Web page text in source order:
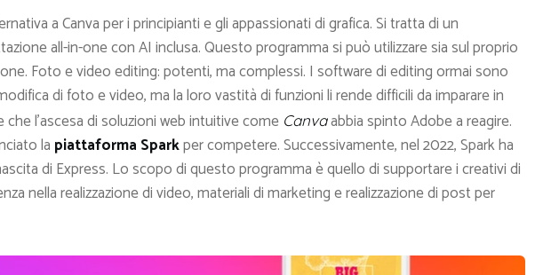
a Canva per i principianti e gli appassionati di grafica. Si tratta di un
all-in-one con AI inclusa. Questo programma si può utilizzare sia sul proprio
Foto e video editing: potenti, ma complessi. I software di editing ormai sono
di foto e video, ma la loro vastità di funzioni li rende difficili da imparare in
l’ascesa di soluzioni web intuitive come Canvaabbia spinto Adobe a reagire.
la piattaforma Sparkper competere. Successivamente, nel 2022, Spark ha
di Express. Lo scopo di questo programma è quello di supportare i creativi di
nella realizzazione di video, materiali di marketing e realizzazione di post per